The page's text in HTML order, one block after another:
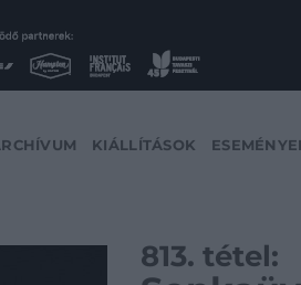
KIÁLLÍTÁSOK
813. tétel: